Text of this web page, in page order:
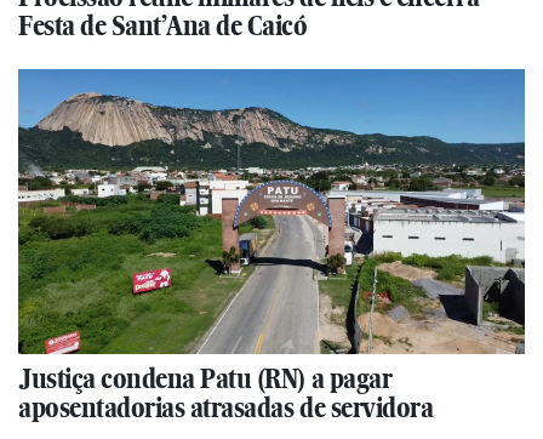
Festa de Sant’Ana de Caicó
Justiça condena Patu (RN) a pagar
aposentadorias atrasadas de servidora